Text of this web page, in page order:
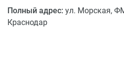
Полный адрес: ул. Морская,
Краснодар